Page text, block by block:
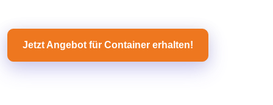
Jetzt Angebot für Container erhalten!